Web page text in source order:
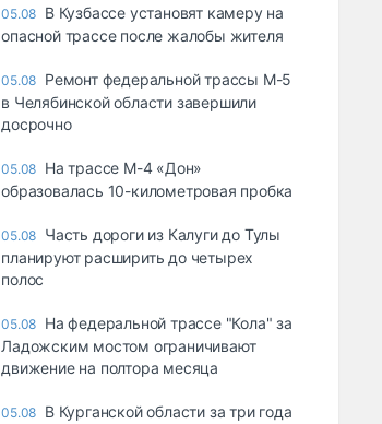
05.08 В Кузбассе установят камеру на
опасной трассе после жалобы жителя
05.08 Ремонт федеральной трассы М-5
в Челябинской области завершили
досрочно
05.08 На трассе М-4 «Дон»
образовалась 10-километровая пробка
05.08 Часть дороги из Калуги до Тулы
планируют расширить до четырех
полос
05.08 На федеральной трассе "Кола" за
Ладожским мостом ограничивают
движение на полтора месяца
05.08 В Курганской области за три года